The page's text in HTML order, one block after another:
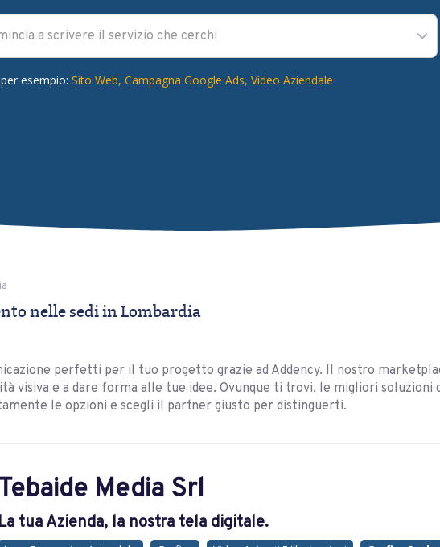
esempio: Sito Web, Campagna Google Ads, Video Aziendale
nelle sedi in Lombardia
perfetti per il tuo progetto grazie ad Addency. Il nostro
visiva e a dare forma alle tue idee. Ovunque ti trovi, le migliori
le opzioni e scegli il partner giusto per distinguerti.
Tebaide Media Srl
La tua Azienda, la nostra tela digitale.